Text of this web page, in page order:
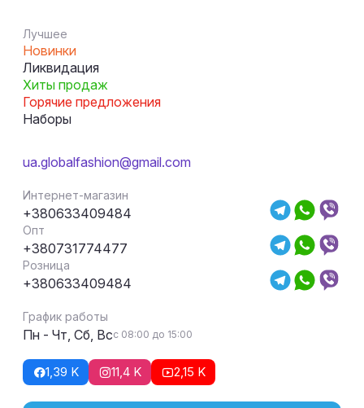
Лучшее
Новинки
Ликвидация
Хиты продаж
Горячие предложения
Наборы
ua.globalfashion@gmail.com
Интернет-магазин
+380633409484
Опт
+380731774477
Розница
+380633409484
График работы
Пн - Чт, Сб, Всс 08:00 до 15:00
1,39 K 11,4 K 2,15 K